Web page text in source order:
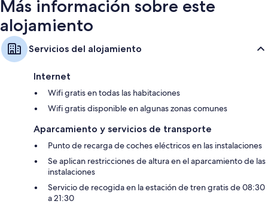
Más información sobre este
alojamiento
Servicios del alojamiento
Internet
Wifi gratis en todas las habitaciones
Wifi gratis disponible en algunas zonas comunes
Aparcamiento y servicios de transporte
Punto de recarga de coches eléctricos en las instalaciones
Se aplican restricciones de altura en el aparcamiento de las
instalaciones
Servicio de recogida en la estación de tren gratis de 08:30
a 21:30